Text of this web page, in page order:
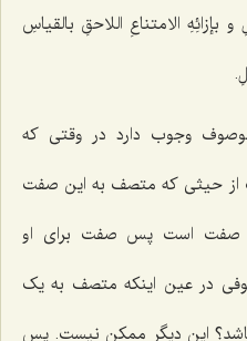
الامتناعِ اللاحقِ بالقیاسِ
وجوب دارد در وقتی که
حیثی که متصف به این صفت
صفت است پس صفت برای او
در عین اینکه متصف به یک
این دیگر ممکن نیست. پس